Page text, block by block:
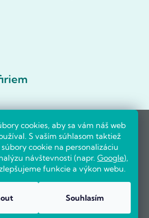
cookies, aby sa vám náš web
S vaším súhlasom taktiež
cookie na personalizáciu
návštevnosti (napr. Google),
funkcie a výkon webu.
Souhlasím